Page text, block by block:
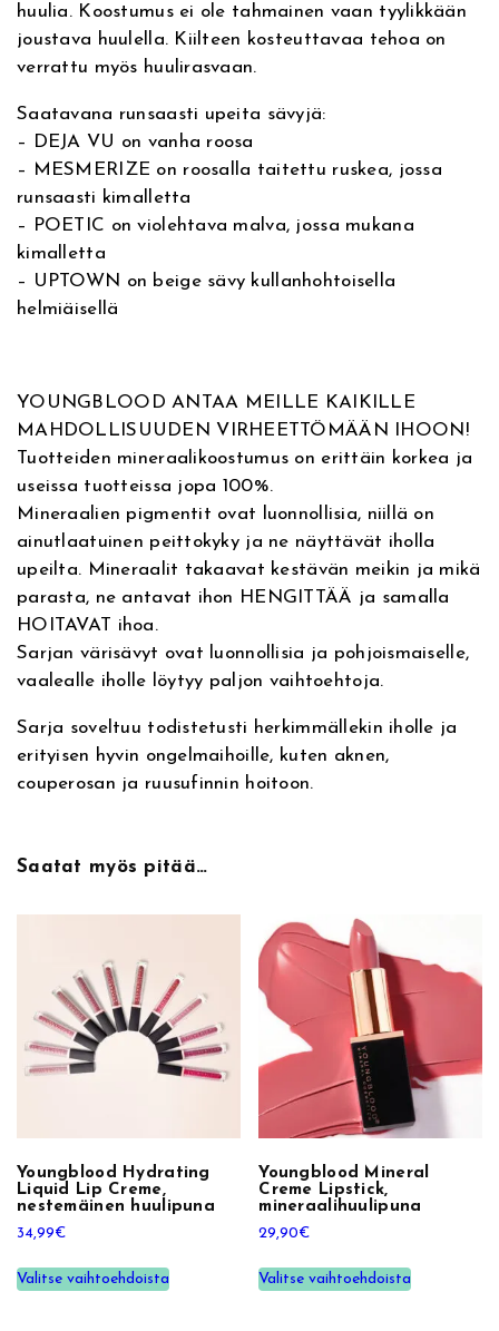
i
n
t
a
o
l
3
1
,
5
0
€
.
o
n
:
1
2
,
€
.
l
L
i
G
l
o
s
s
A
L
E
y
a
l
u
r
o
n
i
a
p
p
u
m
ä
ä
huulia. Koostumus ei ole tahmainen vaan tyylikkään
joustava huulella. Kiilteen kosteuttavaa tehoa on
verrattu myös huulirasvaan.
Saatavana runsaasti upeita sävyjä:
– DEJA VU on vanha roosa
– MESMERIZE on roosalla taitettu ruskea, jossa
runsaasti kimalletta
– POETIC on violehtava malva, jossa mukana
kimalletta
– UPTOWN on beige sävy kullanhohtoisella
helmiäisellä
YOUNGBLOOD ANTAA MEILLE KAIKILLE
MAHDOLLISUUDEN VIRHEETTÖMÄÄN IHOON!
Tuotteiden mineraalikoostumus on erittäin korkea ja
useissa tuotteissa jopa 100%.
Mineraalien pigmentit ovat luonnollisia, niillä on
ainutlaatuinen peittokyky ja ne näyttävät iholla
upeilta. Mineraalit takaavat kestävän meikin ja mikä
parasta, ne antavat ihon HENGITTÄÄ ja samalla
HOITAVAT ihoa.
Sarjan värisävyt ovat luonnollisia ja pohjoismaiselle,
vaalealle iholle löytyy paljon vaihtoehtoja.
Sarja soveltuu todistetusti herkimmällekin iholle ja
erityisen hyvin ongelmaihoille, kuten aknen,
couperosan ja ruusufinnin hoitoon.
Saatat myös pitää…
Youngblood Hydrating
Liquid Lip Creme,
nestemäinen huulipuna
34,99€
Valitse vaihtoehdoista
T
ä
Youngblood Mineral
Creme Lipstick,
mineraalihuulipuna
29,90€
Valitse vaihtoehdoista
T
ä